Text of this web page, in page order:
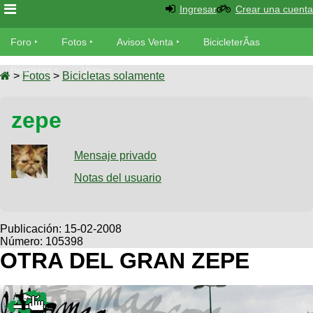
Foro
Foro
MecÃ¡nica
Fotos
SUBÃ
Galeria
Bicicletas
Viajes
Descenso
Dirt
Avisos
Ventas
SUBÃ
Buscar
Ultimos
Fotos
BicicleterÃ­
Bicicletas
Tandem
Videos
Cicloturismo
Ingresar Crear una cuenta
Foro Fotos Avisos Venta BicicleterÃ­as
Bicicletas Videos
> Fotos > Bicicletas solamente
zepe
Mensaje privado
Notas del usuario
Publicación: 15-02-2008
Número: 105398
OTRA DEL GRAN ZEPE